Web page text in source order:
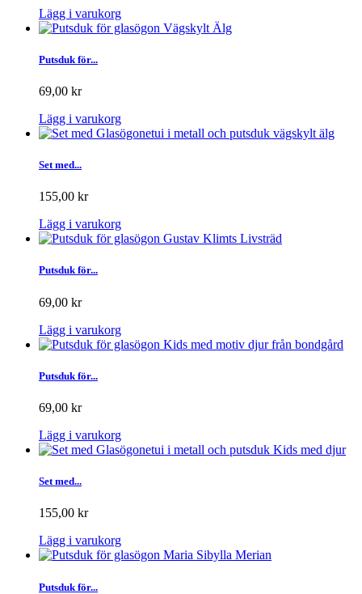
Lägg i varukorg
Putsduk för...
69,00 kr
Lägg i varukorg
Set med...
155,00 kr
Lägg i varukorg
Putsduk för...
69,00 kr
Lägg i varukorg
Putsduk för...
69,00 kr
Lägg i varukorg
Set med...
155,00 kr
Lägg i varukorg
Putsduk för...